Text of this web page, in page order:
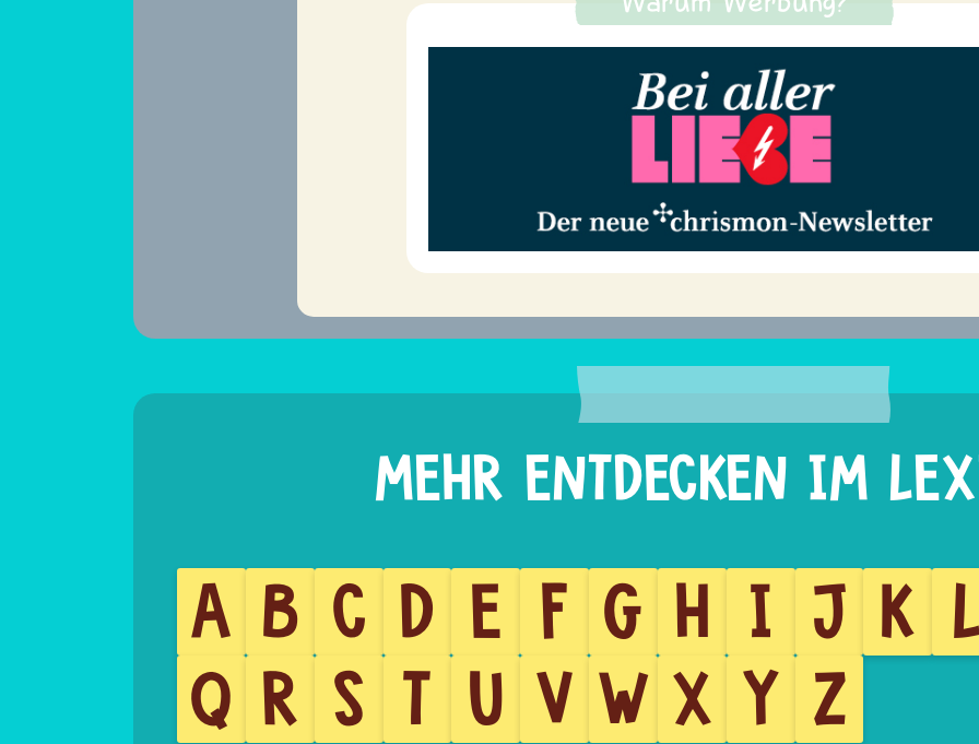
A B C D E F G H I J K
Q R S T U V W X Y Z